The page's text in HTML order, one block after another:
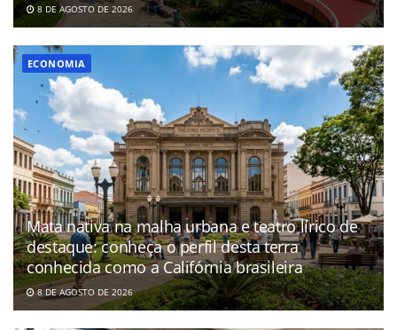
8 DE AGOSTO DE 2026
ECONOMIA
Mata nativa na malha urbana e teatro lírico de
destaque: conheça o perfil desta terra
conhecida como a Califórnia brasileira
8 DE AGOSTO DE 2026